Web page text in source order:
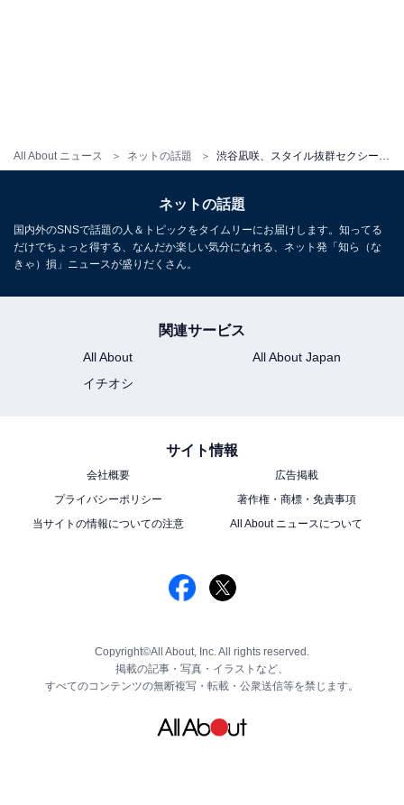
All About ニュース ネットの話題
ネットの話題
国内外のSNSで話題の人＆トピックをタイムリーにお届けします。知ってる
だけでちょっと得する、なんだか楽しい気分になれる、ネット発「知ら（な
きゃ）損」ニュースが盛りだくさん。
関連サービス
All About
All About Japan
イチオシ
サイト情報
会社概要
広告掲載
プライバシーポリシー
著作権・商標・免責事項
当サイトの情報についての注意
All About ニュースについて
Copyright©All About, Inc. All rights reserved.
掲載の記事・写真・イラストなど、
すべてのコンテンツの無断複写・転載・公衆送信等を禁じます。